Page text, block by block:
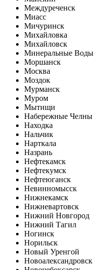
Междуреченск
Миасс
Мичуринск
Михайловка
Михайловск
Минеральные Воды
Моршанск
Москва
Моздок
Мурманск
Муром
Мытищи
Набережные Челны
Находка
Нальчик
Нарткала
Назрань
Нефтекамск
Нефтекумск
Нефтеюганск
Невинномысск
Нижнекамск
Нижневартовск
Нижний Новгород
Нижний Тагил
Ногинск
Норильск
Новый Уренгой
Новоалександровск